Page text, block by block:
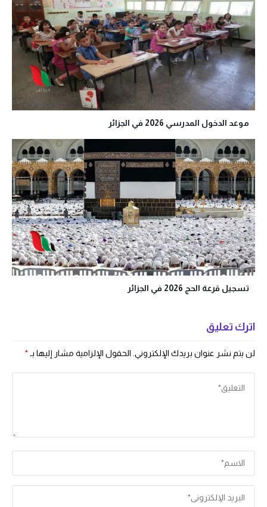
موعد الدخول المدرسي 2026 في الجزائر
تسجيل قرعة الحج 2026 في الجزائر
اترك تعليق
لن يتم نشر عنوان بريدك الإلكتروني. الحقول الإلزامية مشار إليها بـ*